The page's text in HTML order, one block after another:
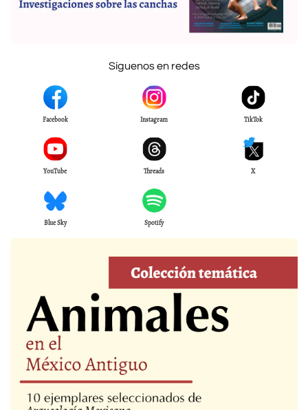
Síguenos en redes
Facebook Instagram TikTok
YouTube Threads X
Blue Sky Spotify